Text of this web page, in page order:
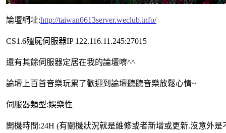
論壇網址:http://taiwan0613server.weclub.info/
CS1.6殭屍伺服器IP 122.116.11.245:27015
還有其餘伺服器定居在我的論壇唷^^
論壇上百首音樂玩累了歡迎到論壇聽聽音樂放鬆心情~
伺服器類型:娛樂性
開機時間:24H (有關機狀況就是維修或者新增或更新.沒意外是